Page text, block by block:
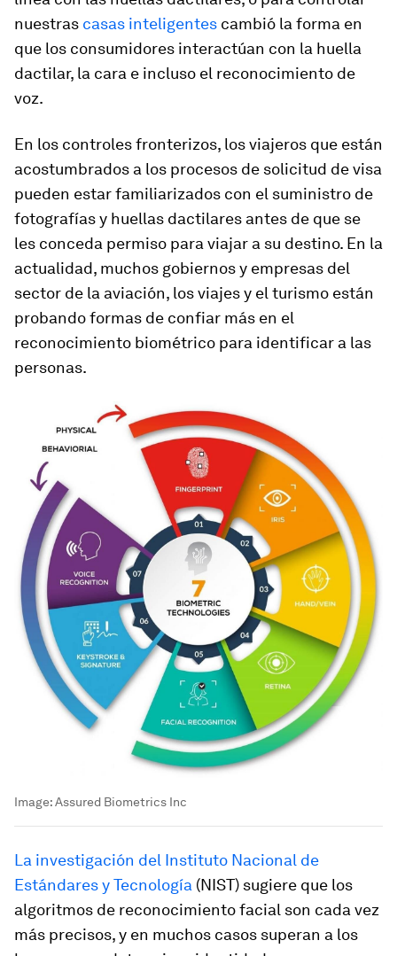
nuestras casas inteligentes cambió la forma en
que los consumidores interactúan con la huella
dactilar, la cara e incluso el reconocimiento de
voz.
En los controles fronterizos, los viajeros que están
acostumbrados a los procesos de solicitud de visa
pueden estar familiarizados con el suministro de
fotografías y huellas dactilares antes de que se
les conceda permiso para viajar a su destino. En la
actualidad, muchos gobiernos y empresas del
sector de la aviación, los viajes y el turismo están
probando formas de confiar más en el
reconocimiento biométrico para identificar a las
personas.
Image:Assured Biometrics Inc
La investigación del Instituto Nacional de
Estándares y Tecnología (NIST) sugiere que los
algoritmos de reconocimiento facial son cada vez
más precisos, y en muchos casos superan a los